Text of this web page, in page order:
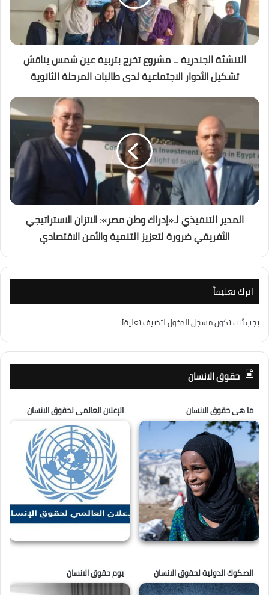
التنشئة الجندرية ... مشروع تخرج بتربية عين شمس يناقش
تشكيل الأدوار الاجتماعية لدى طالبات المرحلة الثانوية
المدير التنفيذي لـ«إدراك وطن مصر»: الاتزان الاستراتيجي
الأفريقي ضرورة لتعزيز التنمية والأمن الاقتصادي
اترك تعليقاً
يجب أنت تكونمسجل الدخوللتضيف تعليقاً.
حقوق الانسان
ما هى حقوق الانسان الإعلان العالمى لحقوق الانسان
الصكوك الدولية لحقوق الانسان يوم حقوق الانسان